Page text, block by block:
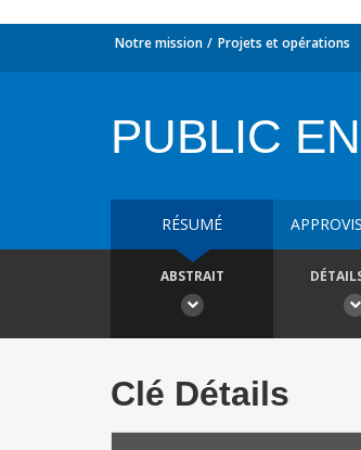
Notre mission Projets et opérations
PUBLIC
RÉSUMÉ
ABSTRAIT
Clé Détails